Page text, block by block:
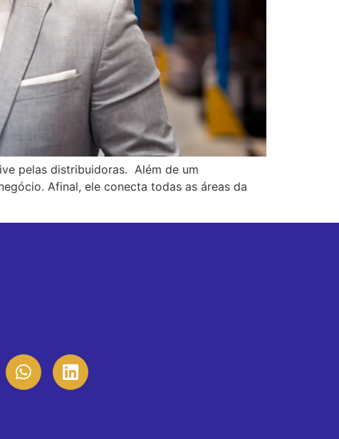
pelas distribuidoras. Além de um
Afinal, ele conecta todas as áreas da